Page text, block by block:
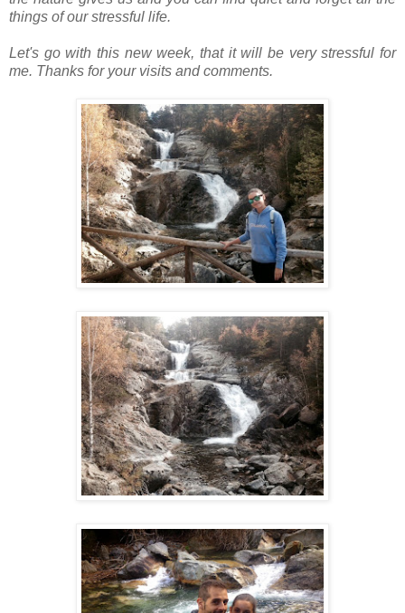
things of our stressful life.
Let's go with this new week, that it will be very stressful for
me. Thanks for your visits and comments.